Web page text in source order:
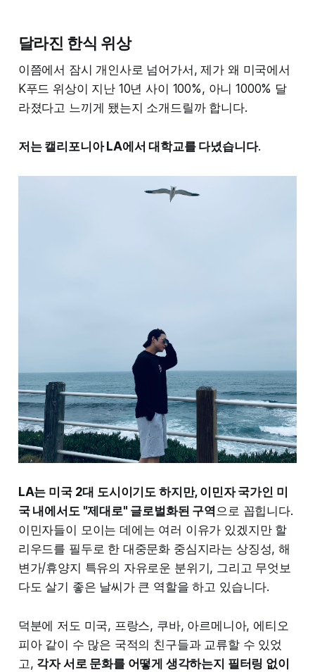
달라진 한식 위상
이쯤에서 잠시 개인사로 넘어가서, 제가 왜 미국에서
K푸드 위상이 지난 10년 사이 100%, 아니 1000% 달
라졌다고 느끼게 됐는지 소개드릴까 합니다.
저는 캘리포니아 LA에서 대학교를 다녔습니다.
LA는 미국 2대 도시이기도 하지만, 이민자 국가인 미
국 내에서도 "제대로" 글로벌화된 구역으로 꼽힙니다.
이민자들이 모이는 데에는 여러 이유가 있겠지만 할
리우드를 필두로 한 대중문화 중심지라는 상징성, 해
변가/휴양지 특유의 자유로운 분위기, 그리고 무엇보
다도 살기 좋은 날씨가 큰 역할을 하고 있습니다.
덕분에 저도 미국, 프랑스, 쿠바, 아르메니아, 에티오
피아 같이 수 많은 국적의 친구들과 교류할 수 있었
고, 각자 서로 문화를 어떻게 생각하는지 필터링 없이